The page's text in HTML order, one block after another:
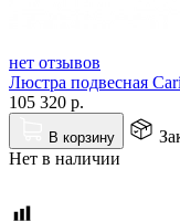
нет отзывов
Люстра подвесная
105 320 р.
В корзину
Нет в наличии